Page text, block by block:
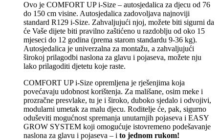
Ovo je COMFORT UP i-Size – autosjedalica za djecu od 76
do 150 cm visine. Autosjedalica zadovoljava najnoviji
standard R129 i-Size. Zahvaljujući njoj, možete biti sigurni da
će Vaše dijete biti pravilno zaštićeno u razdoblju od oko 15
mjeseci do 12 godina (prema starom standardu 9-36 kg).
Autosjedalica je univerzalna za montažu, a zahvaljujući
širokoj prilagodbi naslona za glavu i pojaseva, možete nju
lako prilagoditi djetetu koje raste.
COMFORT UP i-Size opremljena je rješenjima koja
povećavaju udobnost korištenja. Za mališane, osim meke i
prozračne presvlake, tu je i široko, duboko sjedalo i odvojivi,
modularni umetak za malu djecu. Roditelje će, pak, sigurno
oduševiti mogućnost spremanja unutarnjih pojaseva i EASY
GROW SYSTEM koji omogućuje istovremeno podešavanje
naslona za glavu i pojaseva – i to jednom rukom!